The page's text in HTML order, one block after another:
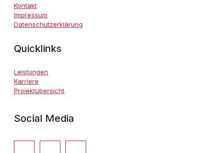
Kontakt
Impressum
Datenschutzerklärung
Quicklinks
Leistungen
Karriere
Projektübersicht
Social Media